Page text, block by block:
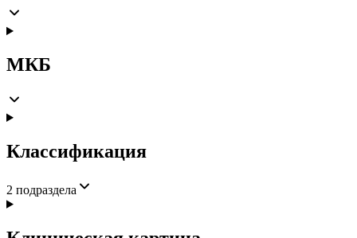
МКБ
Классификация
2 подраздела